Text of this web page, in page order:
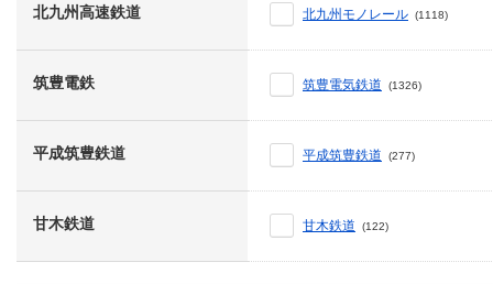
北九州高速鉄道 北九州モノレール (1118)
筑豊電鉄 筑豊電気鉄道 (1326)
平成筑豊鉄道 平成筑豊鉄道 (277)
甘木鉄道 甘木鉄道 (122)